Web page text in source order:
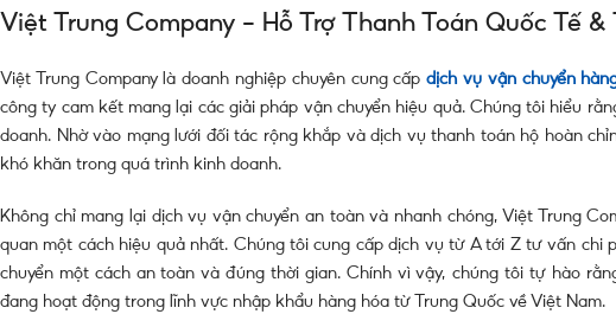
Việt Trung Company – Hỗ Trợ Thanh Toán Quốc Tế &
Việt Trung Company là doanh nghiệp chuyên cung cấpdịch vụ vận chuyển
công ty cam kết mang lại các giải pháp vận chuyển hiệu quả. Chúng tôi hiểu
doanh. Nhờ vào mạng lưới đối tác rộng khắp và dịch vụ thanh toán hộ hoàn
khó khăn trong quá trình kinh doanh.
Không chỉ mang lại dịch vụ vận chuyển an toàn và nhanh chóng, Việt Trung
quan một cách hiệu quả nhất. Chúng tôi cung cấp dịch vụ từ A tới Z tư vấn chi
chuyển một cách an toàn và đúng thời gian. Chính vì vậy, chúng tôi tự hào
đang hoạt động trong lĩnh vực nhập khẩu hàng hóa từ Trung Quốc về Việt Nam.